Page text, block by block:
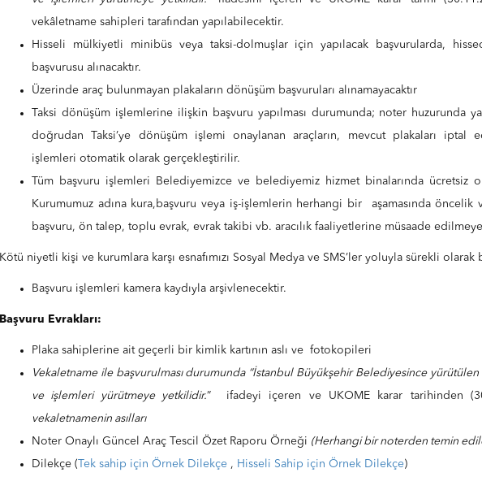
vekâletname sahipleri tarafından yapılabilecektir.
Hisseli mülkiyetli minibüs veya taksi-dolmuşlar için yapılacak başvurularda,
başvurusu alınacaktır.
Üzerinde araç bulunmayan plakaların dönüşüm başvuruları alınamayacaktır
Taksi dönüşüm işlemlerine ilişkin başvuru yapılması durumunda; noter huzurunda
doğrudan Taksi’ye dönüşüm işlemi onaylanan araçların, mevcut plakaları iptal
işlemleri otomatik olarak gerçekleştirilir.
Tüm başvuru işlemleri Belediyemizce ve belediyemiz hizmet binalarında ücretsiz
Kurumumuz adına kura,başvuru veya iş-işlemlerin herhangi bir aşamasında öncelik
başvuru, ön talep, toplu evrak, evrak takibi vb. aracılık faaliyetlerine müsaade
Kötü niyetli kişi ve kurumlara karşı esnafımızı Sosyal Medya ve SMS’ler yoluyla sürekli
Başvuru işlemleri kamera kaydıyla arşivlenecektir.
Başvuru Evrakları:
Plaka sahiplerine ait geçerli bir kimlik kartının aslı ve fotokopileri
Vekaletname ile başvurulması durumunda “İstanbul Büyükşehir Belediyesince
ve işlemleri yürütmeye yetkilidir.” ifadeyi içeren ve UKOME karar tarihinden
vekaletnamenin asılları
Noter Onaylı Güncel Araç Tescil Özet Raporu Örneği (Herhangi bir noterden temin
Dilekçe ( Tek sahip için Örnek Dilekçe , Hisseli Sahip için Örnek Dilekçe)